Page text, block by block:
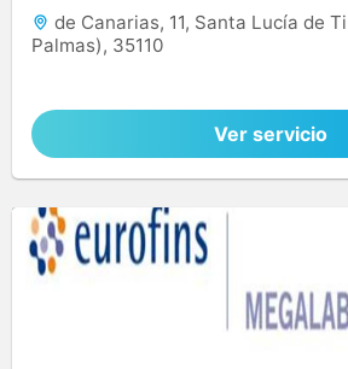
de Canarias, 11, Santa Lucía de
Palmas), 35110
Ver servicio